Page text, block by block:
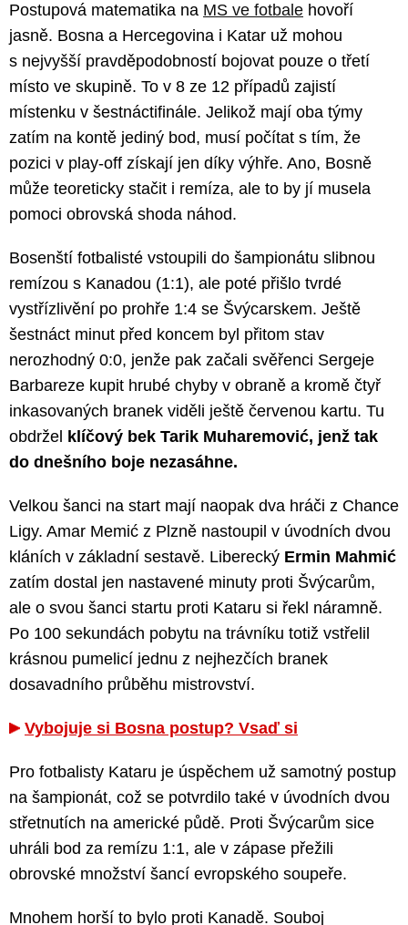
Postupová matematika na MS ve fotbale hovoří
jasně. Bosna a Hercegovina i Katar už mohou
s nejvyšší pravděpodobností bojovat pouze o třetí
místo ve skupině. To v 8 ze 12 případů zajistí
místenku v šestnáctifinále. Jelikož mají oba týmy
zatím na kontě jediný bod, musí počítat s tím, že
pozici v play-off získají jen díky výhře. Ano, Bosně
může teoreticky stačit i remíza, ale to by jí musela
pomoci obrovská shoda náhod.
Bosenští fotbalisté vstoupili do šampionátu slibnou
remízou s Kanadou (1:1), ale poté přišlo tvrdé
vystřízlivění po prohře 1:4 se Švýcarskem. Ještě
šestnáct minut před koncem byl přitom stav
nerozhodný 0:0, jenže pak začali svěřenci Sergeje
Barbareze kupit hrubé chyby v obraně a kromě čtyř
inkasovaných branek viděli ještě červenou kartu. Tu
obdržel klíčový bek Tarik Muharemović, jenž tak
do dnešního boje nezasáhne.
Velkou šanci na start mají naopak dva hráči z Chance
Ligy. Amar Memić z Plzně nastoupil v úvodních dvou
kláních v základní sestavě. Liberecký Ermin Mahmić
zatím dostal jen nastavené minuty proti Švýcarům,
ale o svou šanci startu proti Kataru si řekl náramně.
Po 100 sekundách pobytu na trávníku totiž vstřelil
krásnou pumelicí jednu z nejhezčích branek
dosavadního průběhu mistrovství.
Vybojuje si Bosna postup? Vsaď si
Pro fotbalisty Kataru je úspěchem už samotný postup
na šampionát, což se potvrdilo také v úvodních dvou
střetnutích na americké půdě. Proti Švýcarům sice
uhráli bod za remízu 1:1, ale v zápase přežili
obrovské množství šancí evropského soupeře.
Mnohem horší to bylo proti Kanadě. Souboj